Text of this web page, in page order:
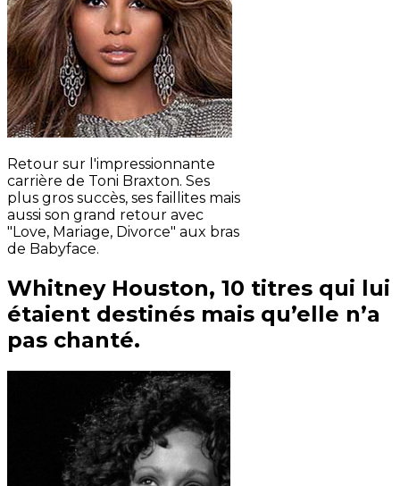
Retour sur l'impressionnante
carrière de Toni Braxton. Ses
plus gros succès, ses faillites mais
aussi son grand retour avec
"Love, Mariage, Divorce" aux bras
de Babyface.
Whitney Houston, 10 titres qui lui
étaient destinés mais qu’elle n’a
pas chanté.